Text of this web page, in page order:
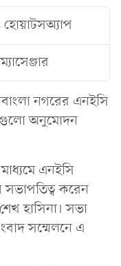
নগরের এনইসি
অনুমোদন
এনইসি
সভাপতিত্ব করেন
হাসিনা। সভা
সম্মেলনে এ